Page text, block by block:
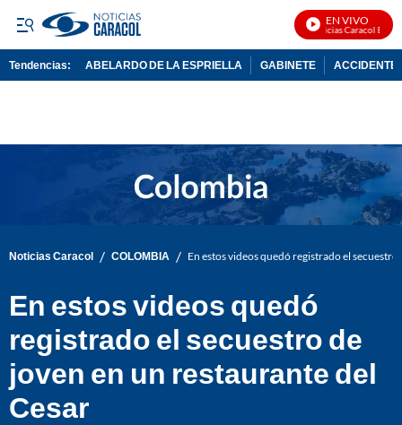
EN VIVO
Noticias Caracol En
Tendencias: ABELARDO DE LA ESPRIELLA GABINETE ACCIDENTE
Noticias Caracol / COLOMBIA / En estos videos quedó registrado el
En estos videos quedó
registrado el secuestro de
joven en un restaurante del
Cesar